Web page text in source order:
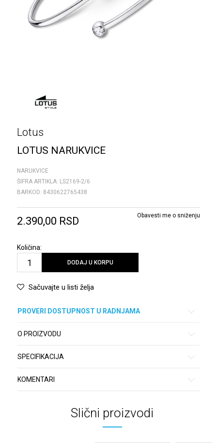
Lotus
LOTUS NARUKVICE
NARUKVICE
ŠIFRA ARTIKLA: LS2169-2/6
BARKOD: 8430622765438
2.390,00 RSD Obavesti me o sniženju
Količina:
DODAJ U KORPU
Sačuvajte u listi želja
PROVERI DOSTUPNOST U RADNJAMA
O PROIZVODU
SPECIFIKACIJA
KOMENTARI
Slični proizvodi